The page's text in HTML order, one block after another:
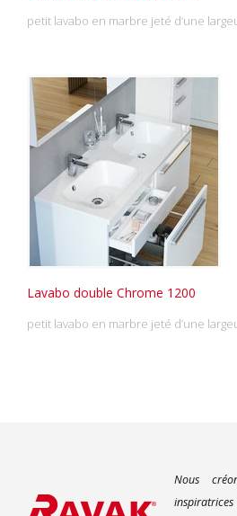
petit lavabo en marbre jeté d’une
Lavabo double Chrome 1200
petit lavabo en marbre jeté d’une
Nous